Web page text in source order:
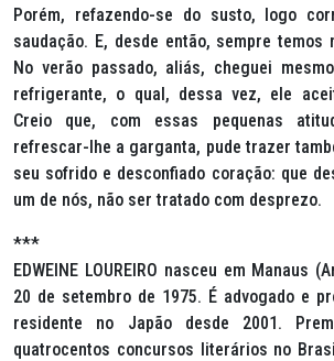
Porém, refazendo-se do susto, logo
saudação. E, desde então, sempre temos
No verão passado, aliás, cheguei
refrigerante, o qual, dessa vez, ele
Creio que, com essas pequenas
refrescar-lhe a garganta, pude trazer
seu sofrido e desconfiado coração: que
um de nós, não ser tratado com desprezo.
***
EDWEINE LOUREIRO nasceu em Manaus
20 de setembro de 1975. É advogado e
residente no Japão desde 2001.
quatrocentos concursos literários no